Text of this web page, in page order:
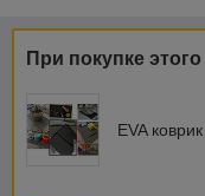
При покупке
EVA